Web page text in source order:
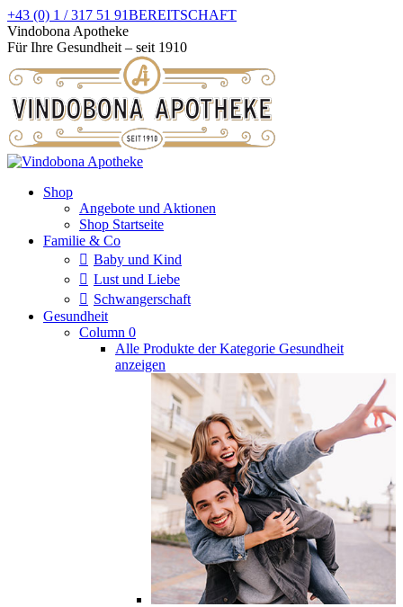
Zum
Inhalt
springen
+43 (0) 1 / 317 51 91BEREITSCHAFT
Facebook
page
in
new
window
Instagram
page
in
new
window
Vindobona Apotheke
Für Ihre Gesundheit – seit 1910
Shop
Angebote und Aktionen
Shop Startseite
Familie & Co
Baby und Kind
Lust und Liebe
Schwangerschaft
Gesundheit
Column 0
Alle Produkte der Kategorie Gesundheit
anzeigen